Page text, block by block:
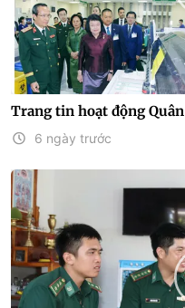
Trang tin hoạt động
6 ngày trước